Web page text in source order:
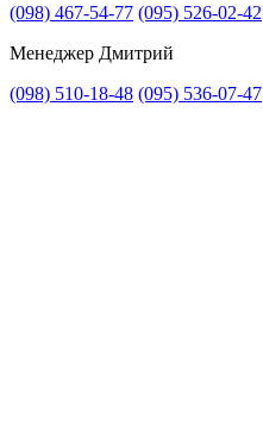
(098) 467-54-77 (095) 526-02-42
Менеджер Дмитрий
(098) 510-18-48 (095) 536-07-47